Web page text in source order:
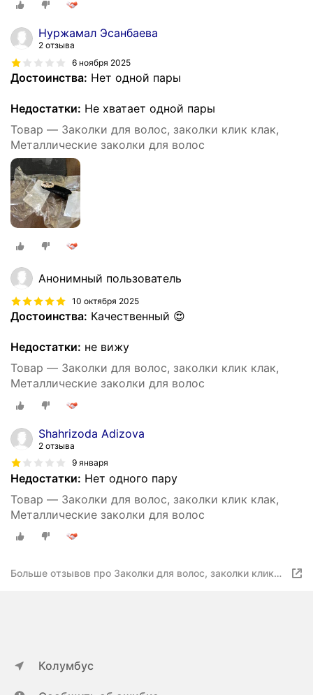
Нуржамал Эсанбаева
2 отзыва
6 ноября 2025
Достоинства: Нет одной пары
Недостатки: Не хватает одной пары
Товар — Заколки для волос, заколки клик клак,
Металлические заколки для волос
Анонимный пользователь
10 октября 2025
Достоинства: Качественный 😍
Недостатки: не вижу
Товар — Заколки для волос, заколки клик клак,
Металлические заколки для волос
Shahrizoda Adizova
2 отзыва
9 января
Недостатки: Нет одного пару
Товар — Заколки для волос, заколки клик клак,
Металлические заколки для волос
Больше отзывов про Заколки для волос, заколки клик
Колумбус